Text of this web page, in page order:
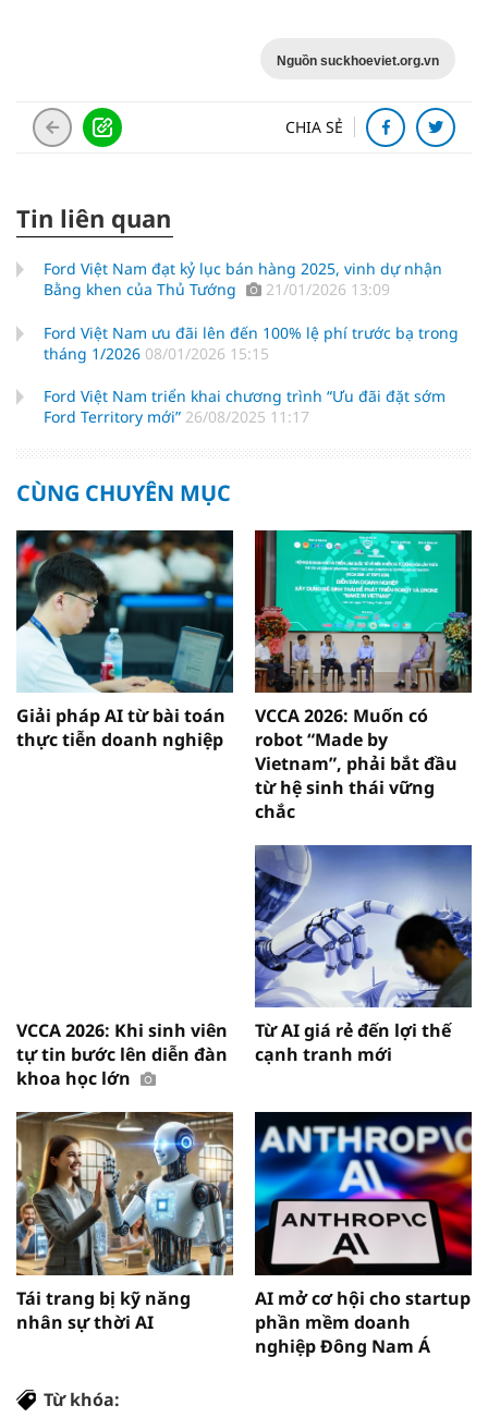
Nguồn suckhoeviet.org.vn
CHIA SẺ
Tin liên quan
Ford Việt Nam đạt kỷ lục bán hàng 2025, vinh dự nhận
Bằng khen của Thủ Tướng
21/01/2026 13:09
Ford Việt Nam ưu đãi lên đến 100% lệ phí trước bạ trong
tháng 1/2026 08/01/2026 15:15
Ford Việt Nam triển khai chương trình “Ưu đãi đặt sớm
Ford Territory mới” 26/08/2025 11:17
CÙNG CHUYÊN MỤC
Giải pháp AI từ bài toán
thực tiễn doanh nghiệp
VCCA 2026: Muốn có
robot “Made by
Vietnam”, phải bắt đầu
từ hệ sinh thái vững
chắc
VCCA 2026: Khi sinh viên
tự tin bước lên diễn đàn
khoa học lớn
Từ AI giá rẻ đến lợi thế
cạnh tranh mới
Tái trang bị kỹ năng
nhân sự thời AI
AI mở cơ hội cho startup
phần mềm doanh
nghiệp Đông Nam Á
Từ khóa: